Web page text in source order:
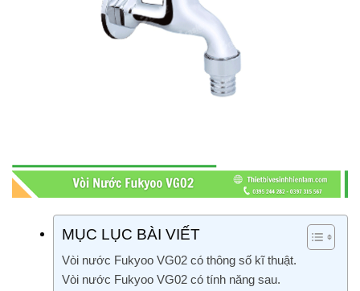
MỤC LỤC BÀI VIẾT
Vòi nước Fukyoo VG02 có thông số kĩ thuật.
Vòi nước Fukyoo VG02 có tính năng sau.